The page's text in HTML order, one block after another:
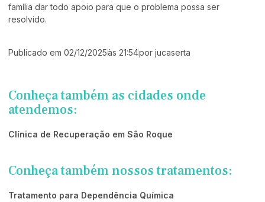
família dar todo apoio para que o problema possa ser
resolvido.
Publicado em 02/12/2025às 21:54por jucaserta
Conheça também as cidades onde
atendemos:
Clínica de Recuperação em São Roque
Conheça também nossos tratamentos:
Tratamento para Dependência Química